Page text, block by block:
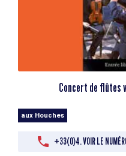
Concert de flûtes
aux Houches
+33(0)4. VOIR LE